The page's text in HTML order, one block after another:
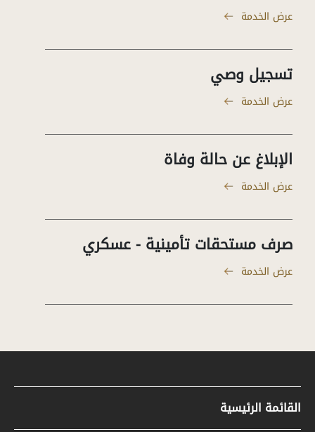
عرض الخدمة
تسجيل وصي
عرض الخدمة
الإبلاغ عن حالة وفاة
عرض الخدمة
صرف مستحقات تأمينية - عسكري
عرض الخدمة
القائمة الرئيسية